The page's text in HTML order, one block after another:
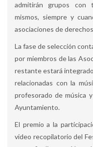
admitirán grupos con
mismos, siempre y
asociaciones de
La fase de selección
por miembros de las
restante estará
relacionadas con la
profesorado de música
Ayuntamiento.
El premio a la
video recopilatorio del